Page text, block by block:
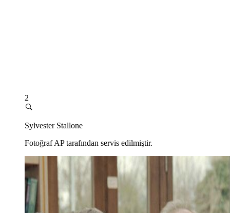
2
Sylvester Stallone
Fotoğraf AP tarafından servis edilmiştir.